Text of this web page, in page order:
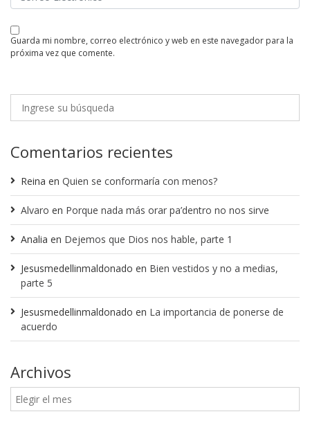
guarda mi nombre, correo electrónico y web en este navegador para la
próxima vez que comente.
Comentarios recientes
Reina en Quien se conformaría con menos?
Alvaro en Porque nada más orar pa’dentro no nos sirve
Analia en Dejemos que Dios nos hable, parte 1
Jesusmedellinmaldonado en Bien vestidos y no a medias,
parte 5
Jesusmedellinmaldonado en La importancia de ponerse de
acuerdo
Archivos